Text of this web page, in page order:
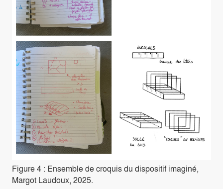
Figure 4 : Ensemble de croquis du dispositif imaginé,
Margot Laudoux, 2025.